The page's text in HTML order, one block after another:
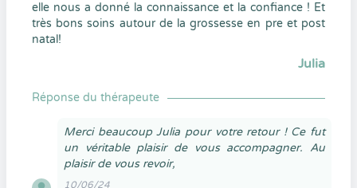
elle nous a donné la connaissance et la confiance ! Et
très bons soins autour de la grossesse en pre et post
natal!
Julia
Réponse du thérapeute
Merci beaucoup Julia pour votre retour ! Ce fut
un véritable plaisir de vous accompagner. Au
plaisir de vous revoir,
10/06/24